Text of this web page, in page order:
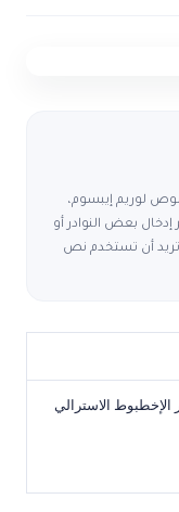
لوريم إيبسوم،
إدخال بعض النوادر أو
تريد أن تستخدم نص
الاسترالي